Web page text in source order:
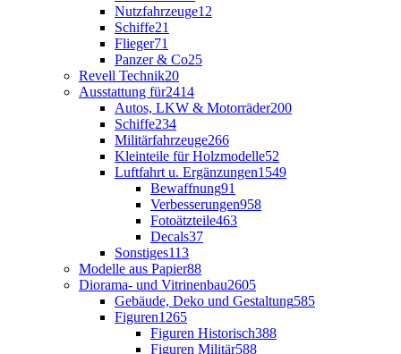
Nutzfahrzeuge12
Schiffe21
Flieger71
Panzer & Co25
Revell Technik20
Ausstattung für2414
Autos, LKW & Motorräder200
Schiffe234
Militärfahrzeuge266
Kleinteile für Holzmodelle52
Luftfahrt u. Ergänzungen1549
Bewaffnung91
Verbesserungen958
Fotoätzteile463
Decals37
Sonstiges113
Modelle aus Papier88
Diorama- und Vitrinenbau2605
Gebäude, Deko und Gestaltung585
Figuren1265
Figuren Historisch388
Figuren Militär588